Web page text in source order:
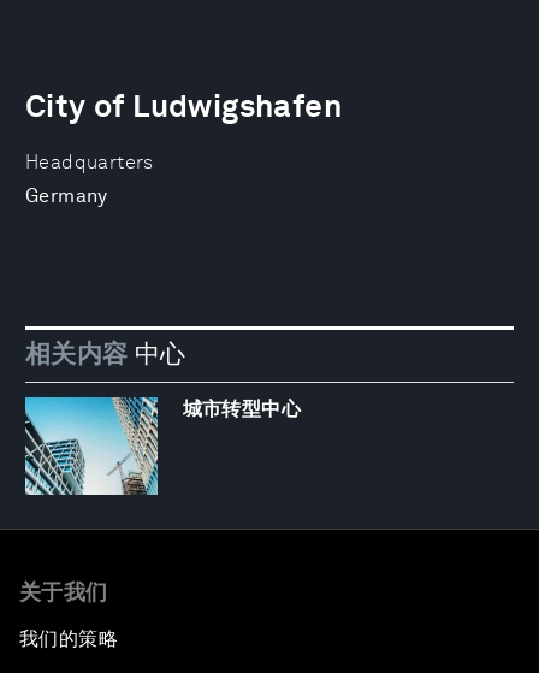
Headquarters
Germany
City of Ludwigshafen
相关内容 中心
城市转型中心
关于我们
我们的策略